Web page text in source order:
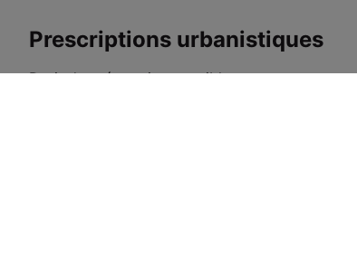
Prescriptions urbanistiques
Droit de préemption possible